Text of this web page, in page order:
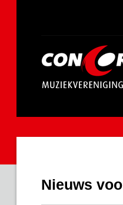
Nieuws